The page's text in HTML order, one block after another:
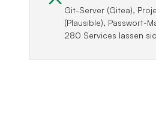
Git-Server (Gitea),
(Plausible), Passwort-
280 Services lassen